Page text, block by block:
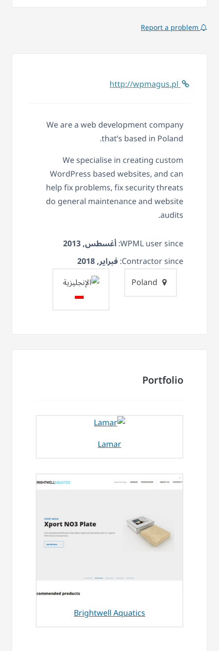
Report a problem
http://wpmagus.pl
We are a web development company
that’s based in Poland.
We specialise in creating custom
WordPress based websites, and can
help fix problems, fix security threats
do general maintenance and website
audits.
WPML user since: أغسطس, 2013
Contractor since: فبراير, 2018
Portfolio
Lamar
Brightwell Aquatics